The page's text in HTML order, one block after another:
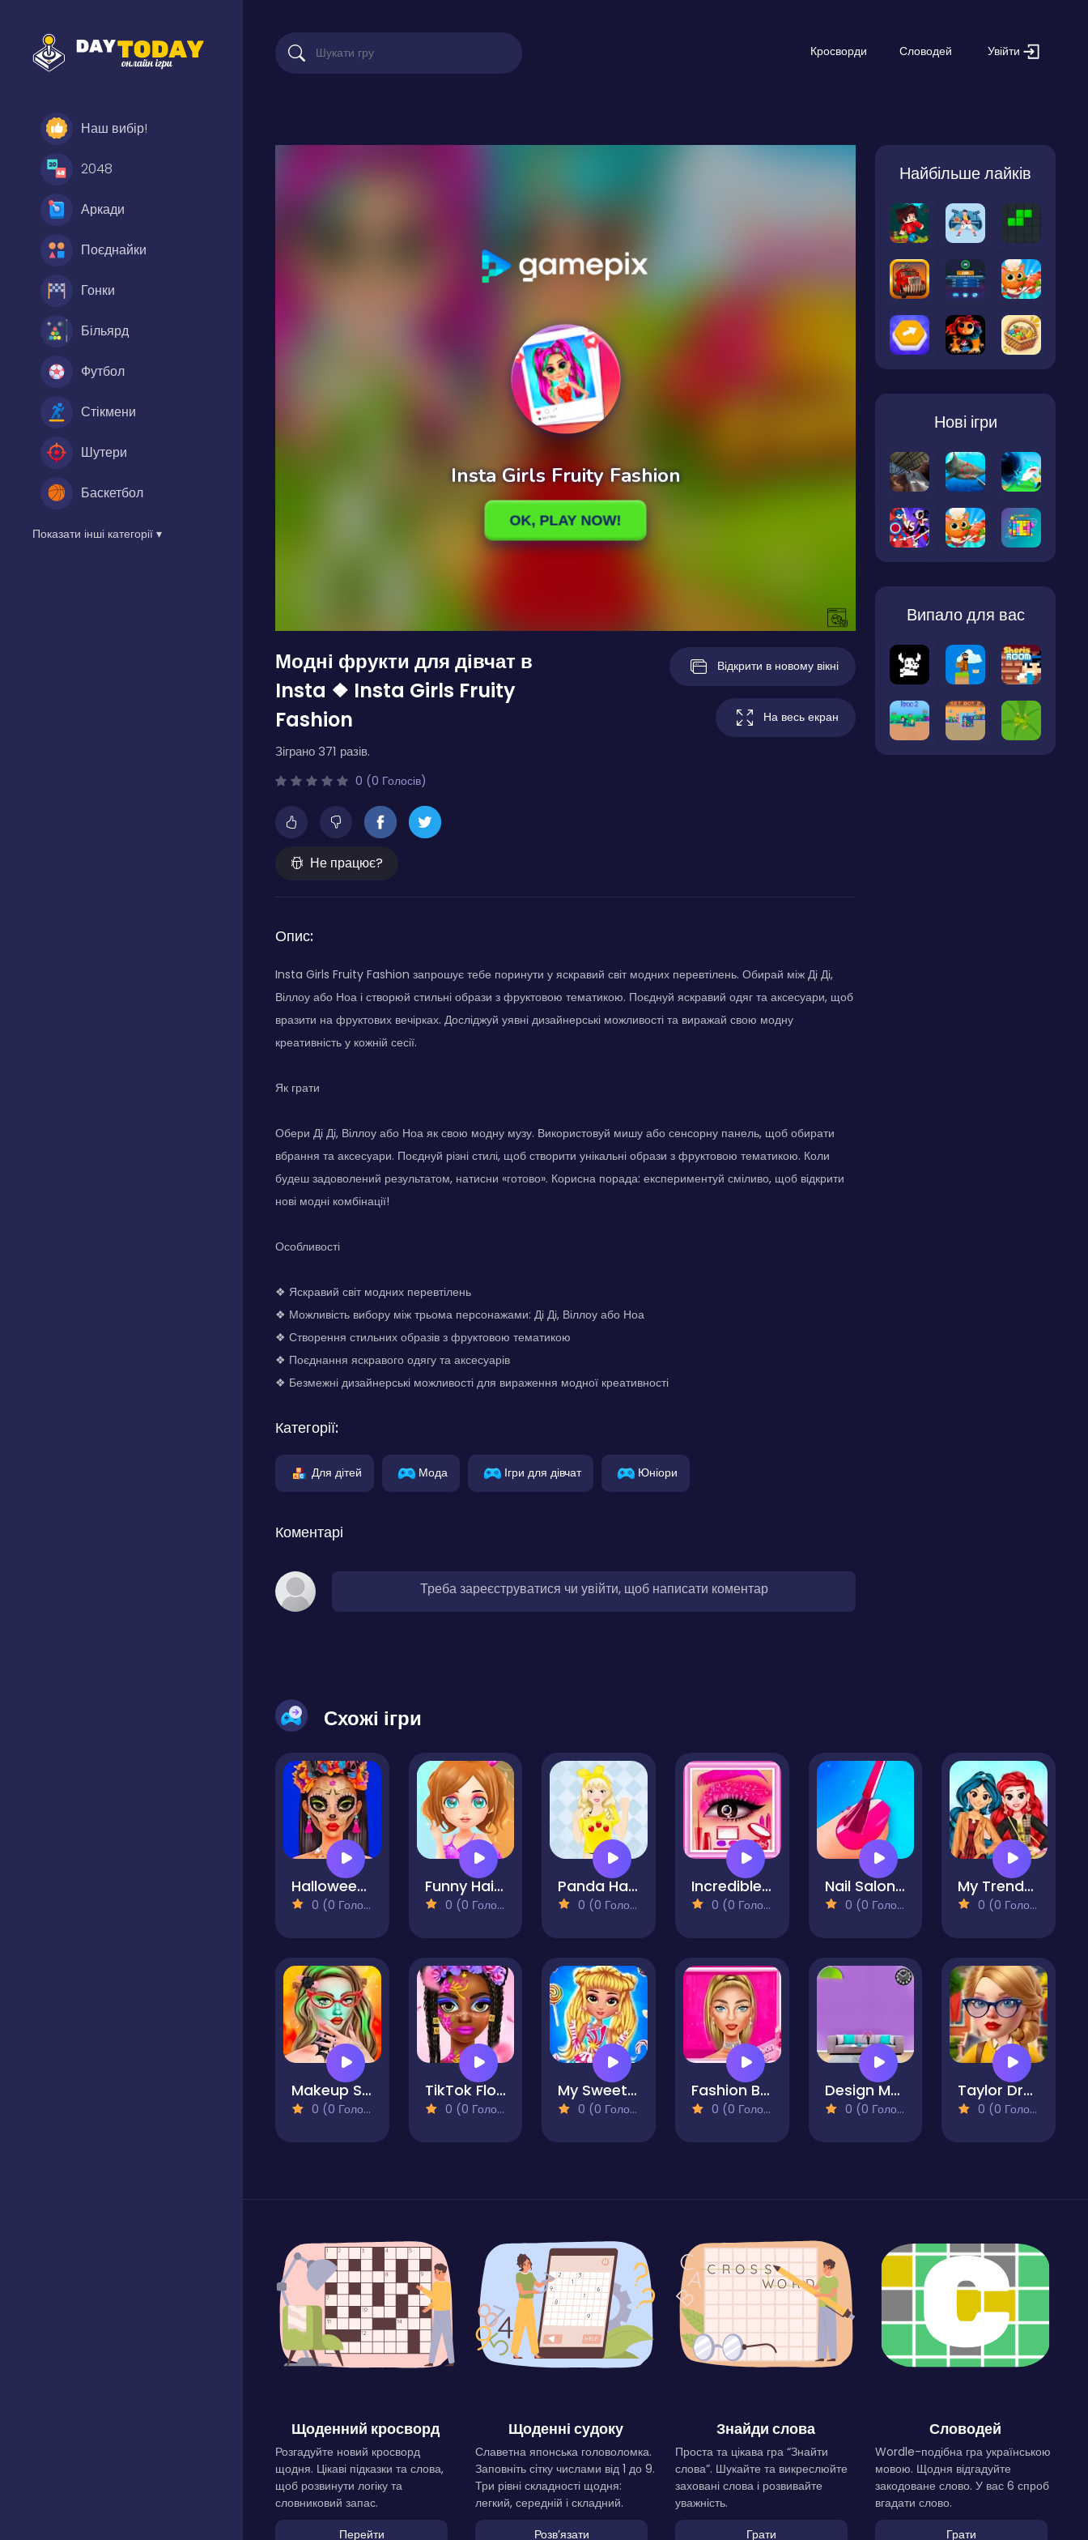
Наш вибір!
2048
Аркади
Поєднайки
Гонки
Більярд
Футбол
Стікмени
Шутери
Баскетбол
Показати інші категорії ▾
Кросворди Словодей Увійти
Модні фрукти для дівчат в
Insta ❖ Insta Girls Fruity
Fashion
Зіграно 371 разів.
0 (0 Голосів)
Не працює?
Відкрити в новому вікні
На весь екран
Опис:
Insta Girls Fruity Fashion запрошує тебе поринути у яскравий світ модних перевтілень. Обирай між Ді Ді,
Віллоу або Ноа і створюй стильні образи з фруктовою тематикою. Поєднуй яскравий одяг та аксесуари, щоб
вразити на фруктових вечірках. Досліджуй уявні дизайнерські можливості та виражай свою модну
креативність у кожній сесії.
Як грати
Обери Ді Ді, Віллоу або Ноа як свою модну музу. Використовуй мишу або сенсорну панель, щоб обирати
вбрання та аксесуари. Поєднуй різні стилі, щоб створити унікальні образи з фруктовою тематикою. Коли
будеш задоволений результатом, натисни «готово». Корисна порада: експериментуй сміливо, щоб відкрити
нові модні комбінації!
Особливості
❖ Яскравий світ модних перевтілень
❖ Можливість вибору між трьома персонажами: Ді Ді, Віллоу або Ноа
❖ Створення стильних образів з фруктовою тематикою
❖ Поєднання яскравого одягу та аксесуарів
❖ Безмежні дизайнерські можливості для вираження модної креативності
Категорії:
Для дітей Мода Ігри для дівчат Юніори
Коментарі
Треба зареєструватися чи увійти, щоб написати коментар
Найбільше лайків
Нові ігри
Випало для вас
Схожі ігри
Halloween Makeup Trends
0 (0 Голосів)
Funny Haircut
0 (0 Голосів)
Panda Hair-do
0 (0 Голосів)
Incredible Princess Eye Art 2
0 (0 Голосів)
Nail Salon Sim
0 (0 Голосів)
My Trendy Plaid Outfits
0 (0 Голосів)
Makeup Studio - Halloween
0 (0 Голосів)
TikTok Floral Trends
0 (0 Голосів)
My Sweet Candy Outfits
0 (0 Голосів)
Fashion Box Glam Diva
0 (0 Голосів)
Design My Home Makeover
0 (0 Голосів)
Taylor Dress Studio Preppy & Wild West & Glam
0 (0 Голосів)
Щоденний кросворд
Розгадуйте новий кросворд
щодня. Цікаві підказки та слова,
щоб розвинути логіку та
словниковий запас.
Перейти
Щоденні судоку
Славетна японська головоломка.
Заповніть сітку числами від 1 до 9.
Три рівні складності щодня:
легкий, середній і складний.
Розвʼязати
Знайди слова
Проста та цікава гра “Знайти
слова”. Шукайте та викреслюйте
заховані слова і розвивайте
уважність.
Грати
Словодей
Wordle-подібна гра українською
мовою. Щодня відгадуйте
закодоване слово. У вас 6 спроб
вгадати слово.
Грати